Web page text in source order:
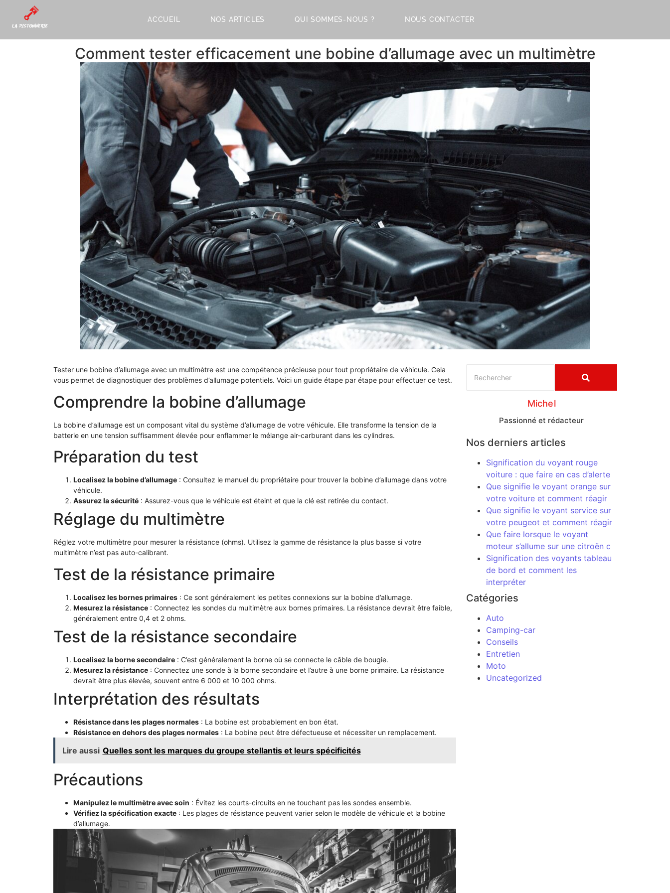
ACCUEIL NOS ARTICLES QUI SOMMES-NOUS ? NOUS CONTACTER
Comment tester efficacement une bobine d’allumage avec un multimètre
Tester une bobine d’allumage avec un multimètre est une compétence précieuse pour tout propriétaire de véhicule. Cela
vous permet de diagnostiquer des problèmes d’allumage potentiels. Voici un guide étape par étape pour effectuer ce test.
Comprendre la bobine d’allumage
La bobine d’allumage est un composant vital du système d’allumage de votre véhicule. Elle transforme la tension de la
batterie en une tension suffisamment élevée pour enflammer le mélange air-carburant dans les cylindres.
Préparation du test
Localisez la bobine d’allumage: Consultez le manuel du propriétaire pour trouver la bobine d’allumage dans votre
véhicule.
Assurez la sécurité: Assurez-vous que le véhicule est éteint et que la clé est retirée du contact.
Réglage du multimètre
Réglez votre multimètre pour mesurer la résistance (ohms). Utilisez la gamme de résistance la plus basse si votre
multimètre n’est pas auto-calibrant.
Test de la résistance primaire
Localisez les bornes primaires: Ce sont généralement les petites connexions sur la bobine d’allumage.
Mesurez la résistance: Connectez les sondes du multimètre aux bornes primaires. La résistance devrait être faible,
généralement entre 0,4 et 2 ohms.
Test de la résistance secondaire
Localisez la borne secondaire: C’est généralement la borne où se connecte le câble de bougie.
Mesurez la résistance: Connectez une sonde à la borne secondaire et l’autre à une borne primaire. La résistance
devrait être plus élevée, souvent entre 6 000 et 10 000 ohms.
Interprétation des résultats
Résistance dans les plages normales: La bobine est probablement en bon état.
Résistance en dehors des plages normales: La bobine peut être défectueuse et nécessiter un remplacement.
Lire aussi Quelles sont les marques du groupe stellantis et leurs spécificités
Précautions
Manipulez le multimètre avec soin : Évitez les courts-circuits en ne touchant pas les sondes ensemble.
Vérifiez la spécification exacte: Les plages de résistance peuvent varier selon le modèle de véhicule et la bobine
d’allumage.
Michel
Passionné et rédacteur
Nos derniers articles
Signification du voyant rouge
voiture : que faire en cas d’alerte
Que signifie le voyant orange sur
votre voiture et comment réagir
Que signifie le voyant service sur
votre peugeot et comment réagir
Que faire lorsque le voyant
moteur s’allume sur une citroën c
Signification des voyants tableau
de bord et comment les
interpréter
Catégories
Auto
Camping-car
Conseils
Entretien
Moto
Uncategorized